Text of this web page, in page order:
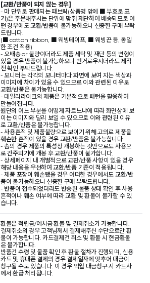
[교환/반품이 되지 않는 경우]
- 마 단위로 판매되는 패브릭(상품명 앞에 ■ 부호로 표
기)은 주문해주시는 단위에 맞춰 재단하여 배송되므로 어
떤 경우에도 교환/반품이 불가능하오니 신중한 구매 부탁
드립니다.
(■ cotton ribbon, ■ 웨빙테이프, ■ 웨빙끈 등, 동일
한 조건 적용)
- 오배송 or 불량이더라도 제품 세탁 및 재단 등의 변형이
있을 경우 반품이 불가능하오니 번거로우시더라도 제작
전 확인 부탁드립니다.
- 모니터는 각각의 모니터마다 화면에 보여 지는 색상과
이미지에 차이가 있을 수 있으므로 이와 관련된 이유로
교환/반품은 불가능합니다.
- 데일리라이크의 제품은 기본적으로 패턴을 활용하여
만들어집니다.
원단의 어느 부분을 어떻게 자르느냐에 따라 화면상에 보
이는 이미지와 달리 보일 수 있으므로 이와 관련된 이유
로 교환/반품은 불가능합니다.
- 사용흔적 및 제품불량으로 보이기 위해 고의로 제품을
훼손한 흔적이 있을 경우 교환/반품은 불가능합니다.
- 솜의 경우 제품의 특성상 개봉하는 것만으로도 사용으
로 간주되기에 개봉 후 교환/반품이 불가합니다.
- 상세페이지 내 개별적으로 교환/반품 사항이 있을 경우
해당 내용을 우선하여 교환/반품 기준이 적용됩니다.
- 제품 포장이 훼손됐을 경우 어떠한 경우에서도 교환/반
품이 불가능하오니 신중한 구매 부탁드립니다.
- 반품이 접수되었더라도 반송된 물품 상태 확인 후 사용
흔적이나 훼손 여부에 따라 교환 및 환불이 불가할 수 있
습니다.
환불은 적립금/예치금 환불 및 결제취소가 가능합니다.
결제취소의 경우 고객님께서 결제해주신 수단으로만 환
불이 가능합니다. 카드결제건 취소 및 환불 시 현금환불
은 불가합니다.
반품건 수령 및 물품 확인 후 환불 절차가 진행되며, 신용
카드 및 휴대폰 결제의 경우 결제일자에 맞추어 대금이
청구될 수도 있습니다. 이 경우 익월 대금청구 시 카드사
에서 환급 처리됩니다.